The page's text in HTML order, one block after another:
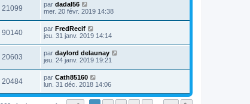
21099 par dadal56
mer. 20 févr. 2019 14:38
90140 par FredRecif
jeu. 31 janv. 2019 14:14
20603 par daylord delaunay
jeu. 24 janv. 2019 19:21
20484 par Cath85160
lun. 31 déc. 2018 14:06